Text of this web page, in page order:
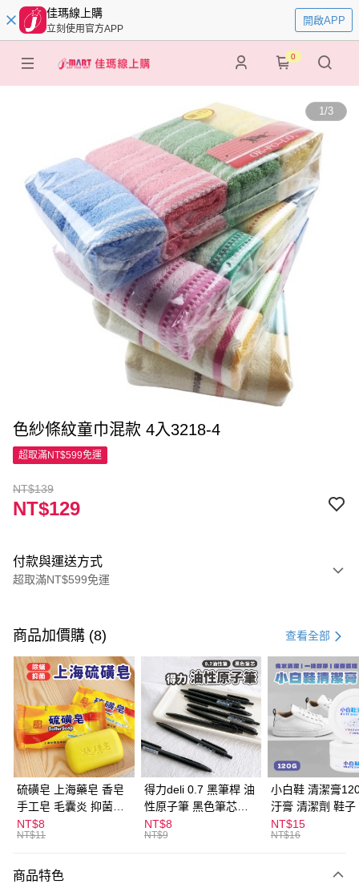
佳瑪線上購
立刻使用官方APP
開啟APP
0
1/3
色紗條紋童巾混款 4入3218-4
超取滿NT$599免運
NT$139
NT$129
付款與運送方式
超取滿NT$599免運
信用卡一次付款
超商取貨付款
LINE Pay
Apple Pay
街口支付
悠遊付
ATM付款
全家取貨付款
商品加價購 (8) 查看全部
硫磺皂 上海藥皂 香皂
手工皂 毛囊炎 抑菌除
蟎 清潔護膚 去油去痘
寵物皮膚病 狗狗貓咪
NT$8
NT$11
得力deli 0.7 黑筆桿 油
性原子筆 黑色筆芯
S304
NT$8
NT$9
小白鞋 清潔膏
汙膏 清潔劑 鞋子
漬 白皮鞋 鞋油
NT$15
NT$16
商品特色